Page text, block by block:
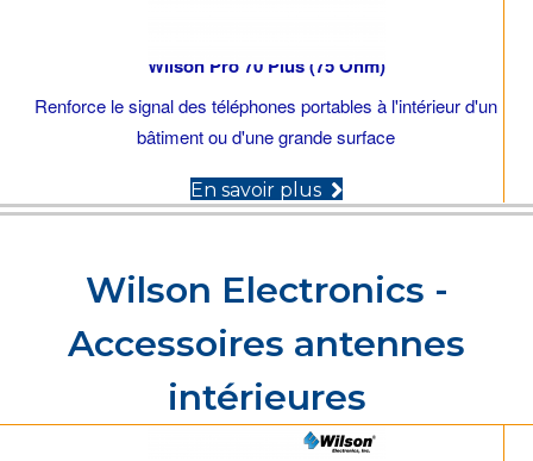
Wilson Pro 70 Plus (75 Ohm)
Renforce le signal des téléphones portables à l'intérieur d'un
bâtiment ou d'une grande surface
En savoir plus (opens in new tab)
Wilson Electronics -
Accessoires antennes
intérieures